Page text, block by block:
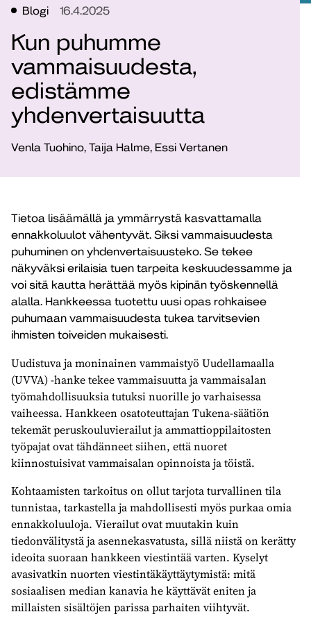
Blogi 16.4.2025
Kun puhumme
vammaisuudesta,
edistämme
yhdenvertaisuutta
Venla Tuohino, Taija Halme, Essi Vertanen
Tietoa lisäämällä ja ymmärrystä kasvattamalla
ennakkoluulot vähentyvät. Siksi vammaisuudesta
puhuminen on yhdenvertaisuusteko. Se tekee
näkyväksi erilaisia tuen tarpeita keskuudessamme ja
voi sitä kautta herättää myös kipinän työskennellä
alalla. Hankkeessa tuotettu uusi opas rohkaisee
puhumaan vammaisuudesta tukea tarvitsevien
ihmisten toiveiden mukaisesti.
Uudistuva ja moninainen vammaistyö Uudellamaalla
(UVVA) -hanke tekee vammaisuutta ja vammaisalan
työmahdollisuuksia tutuksi nuorille jo varhaisessa
vaiheessa. Hankkeen osatoteuttajan Tukena-säätiön
tekemät peruskouluvierailut ja ammattioppilaitosten
työpajat ovat tähdänneet siihen, että nuoret
kiinnostuisivat vammaisalan opinnoista ja töistä.
Kohtaamisten tarkoitus on ollut tarjota turvallinen tila
tunnistaa, tarkastella ja mahdollisesti myös purkaa omia
ennakkoluuloja. Vierailut ovat muutakin kuin
tiedonvälitystä ja asennekasvatusta, sillä niistä on kerätty
ideoita suoraan hankkeen viestintää varten. Kyselyt
avasivatkin nuorten viestintäkäyttäytymistä: mitä
sosiaalisen median kanavia he käyttävät eniten ja
millaisten sisältöjen parissa parhaiten viihtyvät.